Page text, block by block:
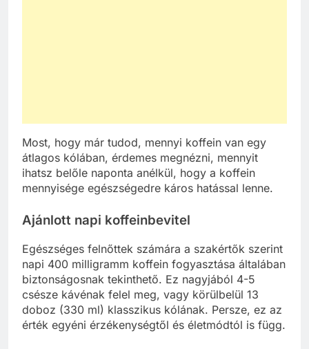
Most, hogy már tudod, mennyi koffein van egy
átlagos kólában, érdemes megnézni, mennyit
ihatsz belőle naponta anélkül, hogy a koffein
mennyisége egészségedre káros hatással lenne.
Ajánlott napi koffeinbevitel
Egészséges felnőttek számára a szakértők szerint
napi 400 milligramm koffein fogyasztása általában
biztonságosnak tekinthető. Ez nagyjából 4-5
csésze kávénak felel meg, vagy körülbelül 13
doboz (330 ml) klasszikus kólának. Persze, ez az
érték egyéni érzékenységtől és életmódtól is függ.